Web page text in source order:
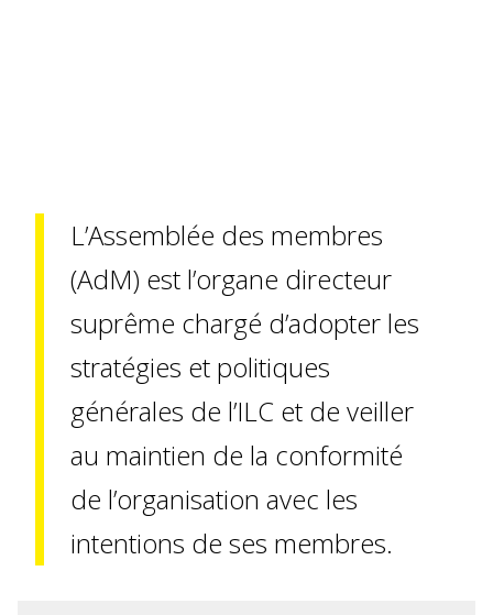
L’Assemblée des membres
(AdM) est l’organe directeur
suprême chargé d’adopter les
stratégies et politiques
générales de l’ILC et de veiller
au maintien de la conformité
de l’organisation avec les
intentions de ses membres.